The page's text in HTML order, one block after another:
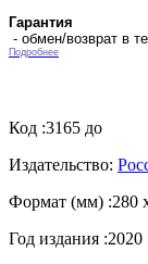
Гарантия
- обмен/возврат в
Подробнее
Код :3165 до
Издательство:
Формат (мм) :280
Год издания :2020